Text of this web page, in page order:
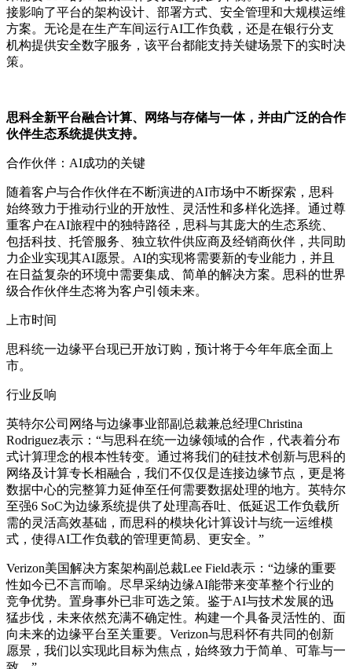
接影响了平台的架构设计、部署方式、安全管理和大规模运维
方案。无论是在生产车间运行AI工作负载，还是在银行分支
机构提供安全数字服务，该平台都能支持关键场景下的实时决
策。
思科全新平台融合计算、网络与存储与一体，并由广泛的合作
伙伴生态系统提供支持。
合作伙伴：AI成功的关键
随着客户与合作伙伴在不断演进的AI市场中不断探索，思科
始终致力于推动行业的开放性、灵活性和多样化选择。通过尊
重客户在AI旅程中的独特路径，思科与其庞大的生态系统、
包括科技、托管服务、独立软件供应商及经销商伙伴，共同助
力企业实现其AI愿景。AI的实现将需要新的专业能力， 并且
在日益复杂的环境中需要集成、简单的解决方案。思科的世界
级合作伙伴生态将为客户引领未来。
上市时间
思科统一边缘平台现已开放订购，预计将于今年年底全面上
市。
行业反响
英特尔公司网络与边缘事业部副总裁兼总经理Christina
Rodriguez表示 ：“与思科在统一边缘领域的合作，代表着分布
式计算理念的根本性转变。通过将我们的硅技术创新与思科的
网络及计算专长相融合，我们不仅仅是连接边缘节点，更是将
数据中心的完整算力延伸至任何需要数据处理的地方。英特尔
至强6 SoC为边缘系统提供了处理高吞吐、低延迟工作负载所
需的灵活高效基础，而思科的模块化计算设计与统一运维模
式，使得AI工作负载的管理更简易、更安全。 ”
Verizon美国解决方案架构副总裁Lee Field表示 ：“边缘的重要
性如今已不言而喻。尽早采纳边缘AI能带来变革整个行业的
竞争优势。置身事外已非可选之策。鉴于AI与技术发展的迅
猛步伐，未来依然充满不确定性。构建一个具备灵活性的、面
向未来的边缘平台至关重要。Verizon与思科怀有共同的创新
愿景，我们以实现此目标为焦点，始终致力于简单、可靠与一